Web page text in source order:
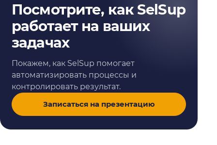
Посмотрите, как SelSup
работает на ваших
задачах
Покажем, как SelSup помогает
автоматизировать процессы и
контролировать результат.
Записаться на презентацию